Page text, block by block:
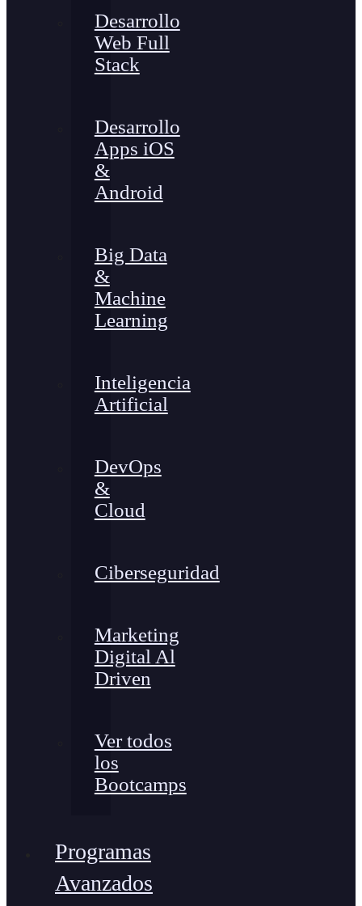
Desarrollo
Web Full
Stack
Desarrollo
Apps iOS
&
Android
Big Data
&
Machine
Learning
Inteligencia
Artificial
DevOps
&
Cloud
Ciberseguridad
Marketing
Digital Al
Driven
Ver todos
los
Bootcamps
Programas
Avanzados